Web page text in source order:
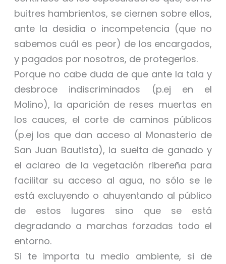
buitres hambrientos, se ciernen sobre ellos,
ante la desidia o incompetencia (que no
sabemos cuál es peor) de los encargados,
y pagados por nosotros, de protegerlos.
Porque no cabe duda de que ante la tala y
desbroce indiscriminados (p.ej en el
Molino), la aparición de reses muertas en
los cauces, el corte de caminos públicos
(p.ej los que dan acceso al Monasterio de
San Juan Bautista), la suelta de ganado y
el aclareo de la vegetación ribereña para
facilitar su acceso al agua, no sólo se le
está excluyendo o ahuyentando al público
de estos lugares sino que se está
degradando a marchas forzadas todo el
entorno.
Si te importa tu medio ambiente, si de